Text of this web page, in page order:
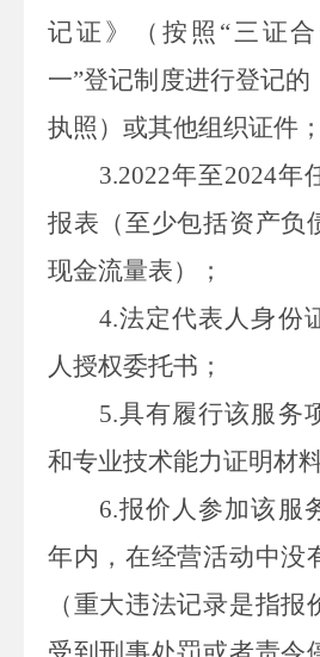
记证》（按照“三证
一”登记制度进行登记
执照）或其他组织证件；
3.2022年至2024年
报表（至少包括资产负
现金流量表）；
4.法定代表人身份
人授权委托书；
5.具有履行该服务
和专业技术能力证明材
6.报价人参加该服
年内，在经营活动中没
（重大违法记录是指